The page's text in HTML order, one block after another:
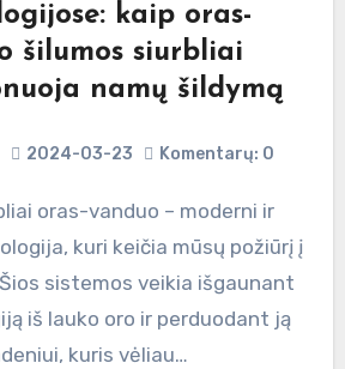
kaip oras-
šilumos siurbliai
namų šildymą
2024-03-23 Komentarų: 0
kuri keičia mūsų požiūrį į
sistemos veikia išgaunant
iš lauko oro ir perduodant ją
kuris vėliau…